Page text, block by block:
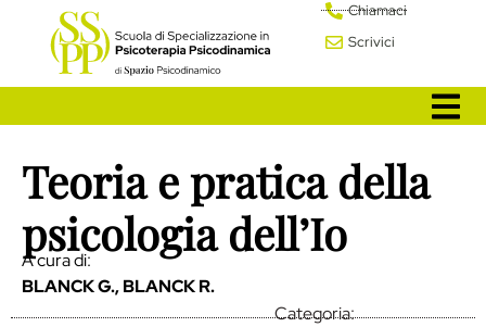
Chiamaci
Scrivici
Teoria e pratica della
psicologia dell’Io
A cura di:
BLANCK G., BLANCK R.
Categoria: